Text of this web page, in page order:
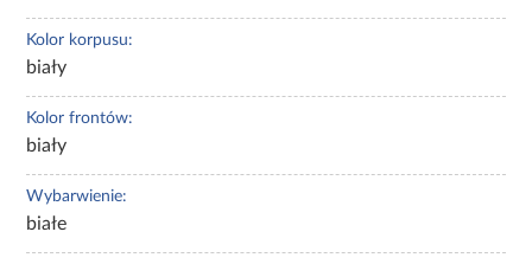
Kolor korpusu:
biały
Kolor frontów:
biały
Wybarwienie:
białe